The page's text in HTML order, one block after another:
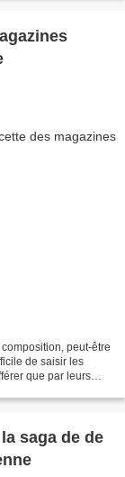
peut-être
de saisir les
que par leurs